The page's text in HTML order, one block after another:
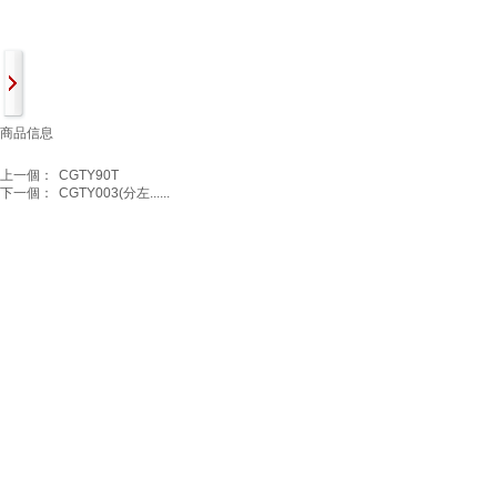
商品信息
上一個：
CGTY90T
下一個：
CGTY003(分左......